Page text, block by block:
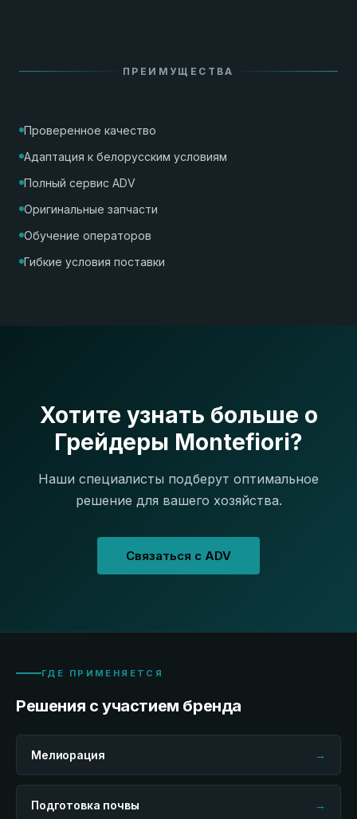
ПРЕИМУЩЕСТВА
Проверенное качество
Адаптация к белорусским условиям
Полный сервис ADV
Оригинальные запчасти
Обучение операторов
Гибкие условия поставки
Хотите узнать больше о
Грейдеры Montefiori?
Наши специалисты подберут оптимальное
решение для вашего хозяйства.
Связаться с ADV
ГДЕ ПРИМЕНЯЕТСЯ
Решения с участием бренда
Мелиорация →
Подготовка почвы →